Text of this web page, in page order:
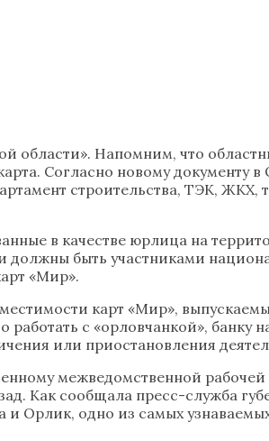
области». Напомним, что
Согласно новому документу
строительства, ТЭК, ЖКХ,
в качестве юрлица на
должны быть участниками
«Мир».
карт «Мир»,
с «орловчанкой», банку
или приостановления
межведомственной
Как сообщала пресс-служба
и Орлик, одно из самых